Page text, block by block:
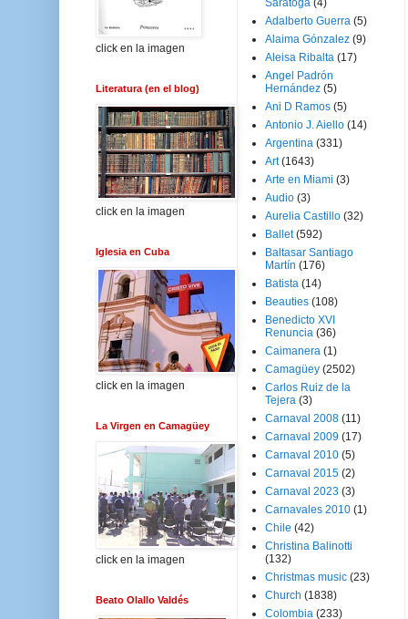
click en la imagen
Literatura (en el blog)
click en la imagen
Iglesia en Cuba
click en la imagen
La Virgen en Camagüey
click en la imagen
Beato Olallo Valdés
Saratoga (4)
Adalberto Guerra (5)
Alaima Gónzalez (9)
Aleisa Ribalta (17)
Angel Padrón
Hernández (5)
Ani D Ramos (5)
Antonio J. Aiello (14)
Argentina (331)
Art (1643)
Arte en Miami (3)
Audio (3)
Aurelia Castillo (32)
Ballet (592)
Baltasar Santiago
Martín (176)
Batista (14)
Beauties (108)
Benedicto XVI
Renuncia (36)
Caimanera (1)
Camagüey (2502)
Carlos Ruiz de la
Tejera (3)
Carnaval 2008 (11)
Carnaval 2009 (17)
Carnaval 2010 (5)
Carnaval 2015 (2)
Carnaval 2023 (3)
Carnavales 2010 (1)
Chile (42)
Christina Balinotti
(132)
Christmas music (23)
Church (1838)
Colombia (233)